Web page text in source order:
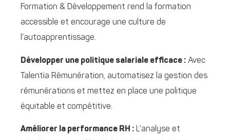
Formation & Développement rend la formation
accessible et encourage une culture de
l’autoapprentissage.
Développer une politique salariale efficace : Avec
Talentia Rémunération, automatisez la gestion des
rémunérations et mettez en place une politique
équitable et compétitive.
Améliorer la performance RH : L’analyse et